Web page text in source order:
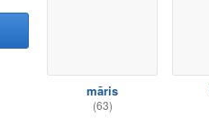
māris
(63)